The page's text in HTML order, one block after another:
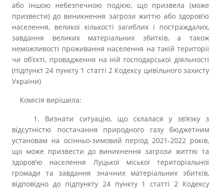
або іншою небезпечною подією, що призвела (може
призвести) до виникнення загрози життю або здоров’ю
населення, великої кількості загиблих і постраждалих,
завдання великих матеріальних збитків, а також
неможливості проживання населення на такій території
чи об’єкті, провадження на ній господарської діяльності
(підпункт 24 пункту 1 статті 2 Кодексу цивільного захисту
України)
Комісія вирішила:
1. Визнати ситуацію, що склалася у зв’язку з
відсутністю постачання природного газу бюджетним
установам на осінньо-зимовий період 2021‑2022 років,
що може призвести до виникнення загрози життю та
здоров’ю населення Луцької міської територіальної
громади та завдання значних матеріальних збитків,
відповідно до підпункту 24 пункту 1 статті 2 Кодексу